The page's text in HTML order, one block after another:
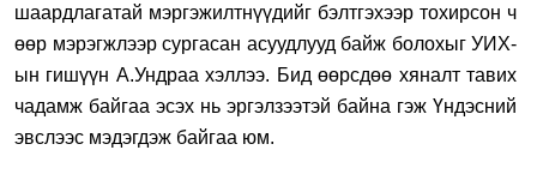
шаардлагатай мэргэжилтнүүдийг бэлтгэхээр тохирсон ч
өөр мэрэгжлээр сургасан асуудлууд байж болохыг УИХ-
ын гишүүн А.Ундраа хэллээ. Бид өөрсдөө хяналт тавих
чадамж байгаа эсэх нь эргэлзээтэй байна гэж Үндэсний
эвслээс мэдэгдэж байгаа юм.